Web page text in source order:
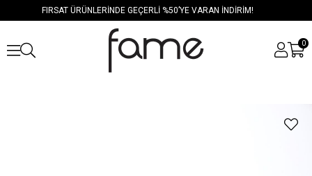
FIRSAT ÜRÜNLERİNDE GEÇERLİ %50’YE VARAN İNDİRİM!
0